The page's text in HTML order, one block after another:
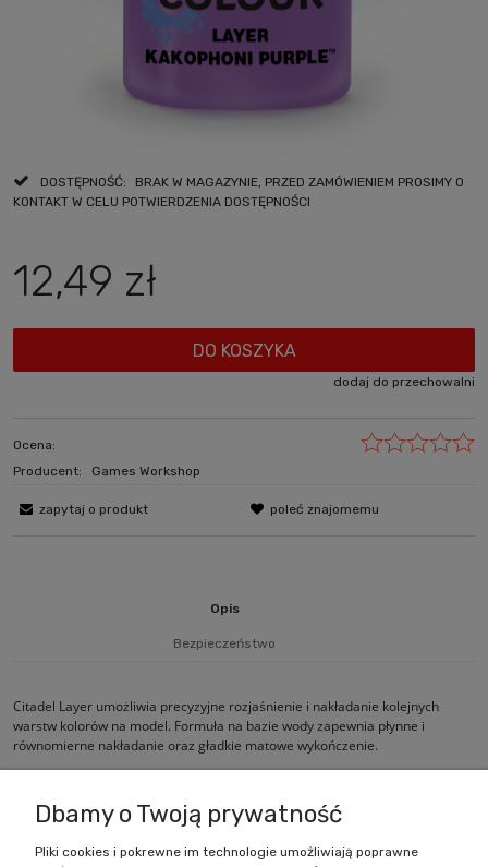
DOSTĘPNOŚĆ:
BRAK W MAGAZYNIE, PRZED ZAMÓWIENIEM PROSIMY O
KONTAKT W CELU POTWIERDZENIA DOSTĘPNOŚCI
12,49 zł
DO KOSZYKA
dodaj do przechowalni
Ocena:
Producent:
Games Workshop
zapytaj o produkt poleć znajomemu
Opis
Bezpieczeństwo
Citadel Layer umożliwia precyzyjne rozjaśnienie i nakładanie kolejnych
warstw kolorów na model. Formuła na bazie wody zapewnia płynne i
równomierne nakładanie oraz gładkie matowe wykończenie.
Dbamy o Twoją prywatność
Pliki cookies i pokrewne im technologie umożliwiają poprawne